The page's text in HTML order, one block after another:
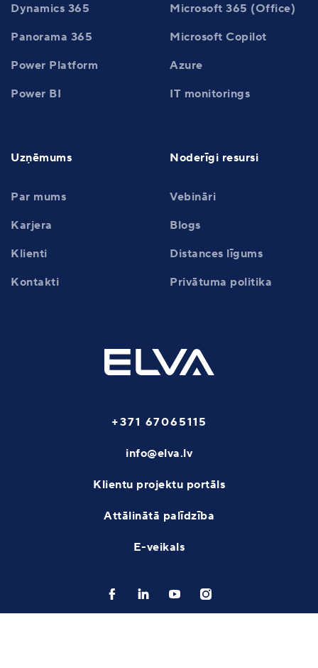
Dynamics 365
Microsoft 365 (Office)
Panorama 365
Microsoft Copilot
Power Platform
Azure
Power BI
IT monitorings
Uzņēmums
Par mums
Karjera
Klienti
Kontakti
Noderīgi resursi
Vebināri
Blogs
Distances līgums
Privātuma politika
+371 67065115
info@elva.lv
Klientu projektu portāls
Attālinātā palīdzība
E-veikals